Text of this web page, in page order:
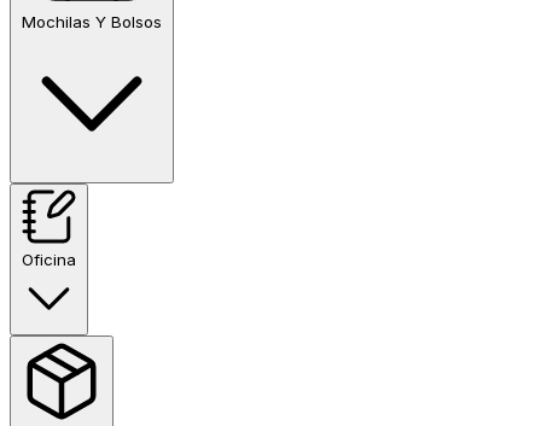
Mochilas Y Bolsos
Oficina